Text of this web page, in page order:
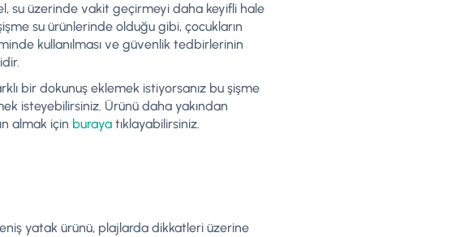
su üzerinde vakit geçirmeyi daha keyifli hale
su ürünlerinde olduğu gibi, çocukların
kullanılması ve güvenlik tedbirlerinin
bir dokunuş eklemek istiyorsanız bu şişme
isteyebilirsiniz. Ürünü daha yakından
almak için buraya tıklayabilirsiniz.
yatak ürünü, plajlarda dikkatleri üzerine